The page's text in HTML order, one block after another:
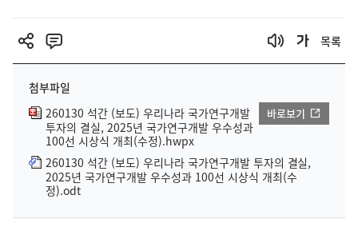
목록
첨부파일
260130 석간 (보도) 우리나라 국가연구개발
투자의 결실, 2025년 국가연구개발 우수성과
100선 시상식 개최(수정).hwpx
바로보기
260130 석간 (보도) 우리나라 국가연구개발 투자의 결실,
2025년 국가연구개발 우수성과 100선 시상식 개최(수
정).odt